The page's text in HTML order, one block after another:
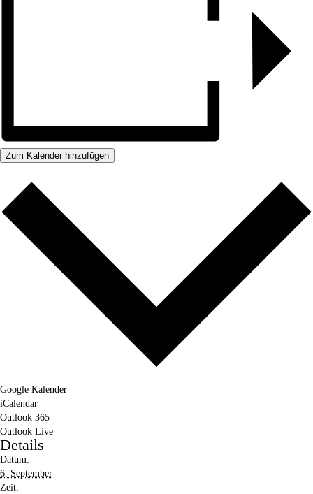
Zum Kalender hinzufügen
Google Kalender
iCalendar
Outlook 365
Outlook Live
Details
Datum:
6. September
Zeit: